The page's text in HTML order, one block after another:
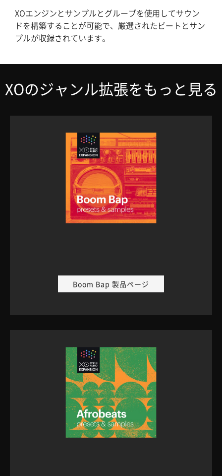
XOエンジンとサンプルとグルーブを使用してサウン
ドを構築することが可能で、厳選されたビートとサン
プルが収録されています。
XOのジャンル拡張をもっと見る
Boom Bap 製品ページ